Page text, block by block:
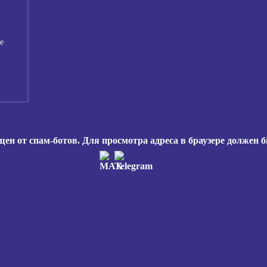
от спам-ботов. Для просмотра адреса в браузере должен